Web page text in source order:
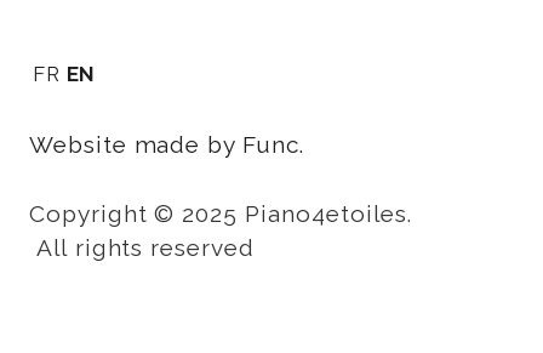
FR EN
Copyright © 2025 Piano4etoiles.
All rights reserved
Website made by Func.